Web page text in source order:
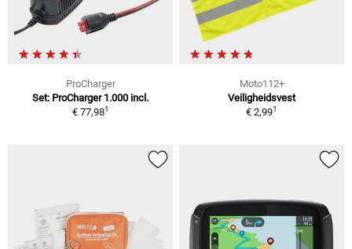
ProCharger
Set: ProCharger 1.000 incl.
€ 77,981
Moto112+
Veiligheidsvest
€ 2,991